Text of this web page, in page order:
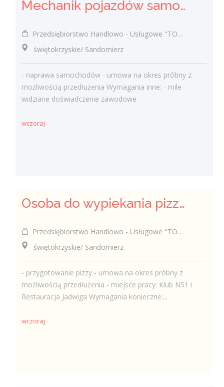
Mechanik pojazdów samochodowych (k/m)
Przedsiębiorstwo Handlowo - Usługowe "TOMAX" Tomasz Winiarski
świętokrzyskie/ Sandomierz
- naprawa samochodów - umowa na okres próbny z
możliwością przedłużenia Wymagania inne: - mile
widziane doświadczenie zawodowe
wczoraj
Osoba do wypiekania pizzy (k/m)
Przedsiębiorstwo Handlowo - Usługowe "TOMAX" Tomasz Winiarski
świętokrzyskie/ Sandomierz
- przygotowanie pizzy - umowa na okres próbny z
możliwością przedłużenia - miejsce pracy: Klub N51 i
Restauracja Jadwiga Wymagania konieczne:...
wczoraj